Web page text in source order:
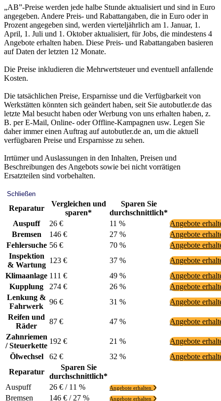
„AB”-Preise werden jede halbe Stunde aktualisiert und sind in Euro
angegeben. Andere Preis- und Rabattangaben, die in Euro oder in
Prozent angegeben sind, werden vierteljährlich am 1. Januar, 1.
April, 1. Juli und 1. Oktober aktualisiert, für Jobs, die mindestens 4
Angebote erhalten haben. Diese Preis- und Rabattangaben basieren
auf Daten der letzten 12 Monate.
Die Preise inkludieren die Mehrwertsteuer und eventuell anfallende
Kosten.
Die tatsächlichen Preise, Ersparnisse und die Verfügbarkeit von
Werkstätten könnten sich geändert haben, seit Sie autobutler.de das
letzte Mal besucht haben oder Werbung von uns erhalten haben, z.
B. per E-Mail, Online- oder Offline-Kampagnen usw. Legen Sie
daher immer einen Auftrag auf autobutler.de an, um die aktuell
verfügbaren Preise und Ersparnisse zu sehen.
Irrtümer und Auslassungen in den Inhalten, Preisen und
Beschreibungen des Angebots sowie bei nicht vorrätigen
Ersatzteilen sind vorbehalten.
Schließen
Reparatur
Vergleichen und
sparen*
Sparen Sie
durchschnittlich*
Auspuff
26 € 11 %
Angebote
Bremsen
146 € 27 %
Angebote
Fehlersuche 56 € 70 %
Angebote
Inspektion
& Wartung
123 € 37 %
Angebote
Klimaanlage 111 € 49 %
Angebote
Kupplung
274 € 26 %
Angebote
Lenkung &
Fahrwerk
96 € 31 %
Angebote
Reifen und
Räder
87 € 47 %
Angebote
Zahnriemen
/ Steuerkette
192 € 21 %
Angebote
Ölwechsel
62 € 32 %
Angebote
Reparatur
Sparen Sie
durchschnittlich*
Auspuff
26 € / 11 % Angebote erhalten
Bremsen 146 € / 27 % Angebote erhalten